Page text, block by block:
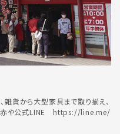
雑貨から大型家具まで取り揃え、
。 赤や公式LINE https://line.me/